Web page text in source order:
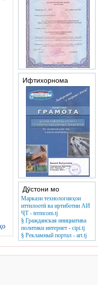
Ифтихорнома
Дӯстони мо
Маркази технологияҳои
иттилоотӣ ва иртиботии АИ
ҶТ - termcom.tj
§ Гражданская инициатива
политики интернет - cipi.tj
§ Рекламный портал - art.tj